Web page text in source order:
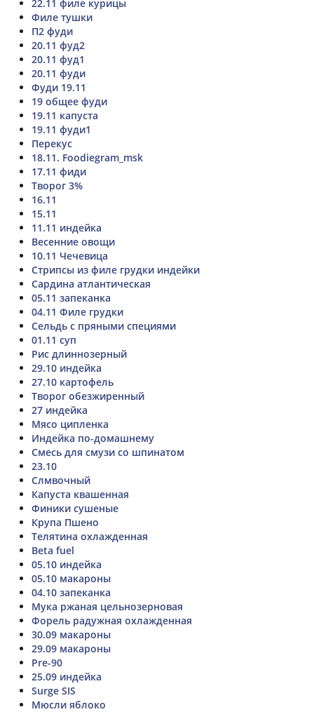
22.11 филе курицы
Филе тушки
П2 фуди
20.11 фуд2
20.11 фуд1
20.11 фуди
Фуди 19.11
19 общее фуди
19.11 капуста
19.11 фуди1
Перекус
18.11. Foodiegram_msk
17.11 фиди
Творог 3%
16.11
15.11
11.11 индейка
Весенние овощи
10.11 Чечевица
Стрипсы из филе грудки индейки
Сардина атлантическая
05.11 запеканка
04.11 Филе грудки
Сельдь с пряными специями
01.11 суп
Рис длиннозерный
29.10 индейка
27.10 картофель
Творог обезжиренный
27 индейка
Мясо ципленка
Индейка по-домашнему
Смесь для смузи со шпинатом
23.10
Слмвочный
Капуста квашенная
Финики сушеные
Крупа Пшено
Телятина охлажденная
Beta fuel
05.10 индейка
05.10 макароны
04.10 запеканка
Мука ржаная цельнозерновая
Форель радужная охлажденная
30.09 макароны
29.09 макароны
Pre-90
25.09 индейка
Surge SIS
Мюсли яблоко